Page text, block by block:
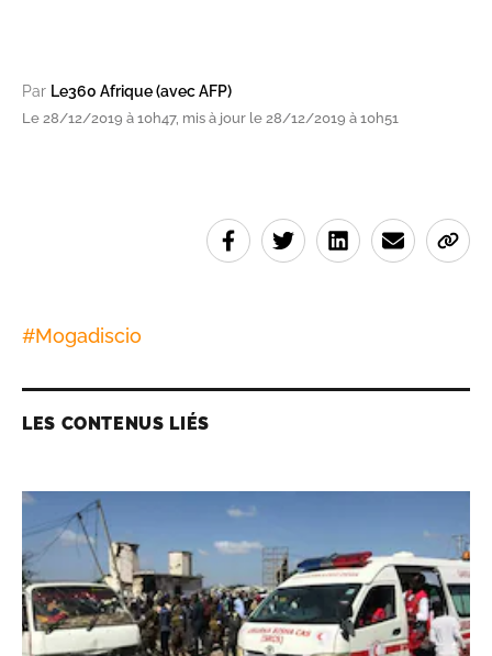
Par Le360 Afrique (avec AFP)
Le 28/12/2019 à 10h47, mis à jour le 28/12/2019 à 10h51
#Mogadiscio
LES CONTENUS LIÉS